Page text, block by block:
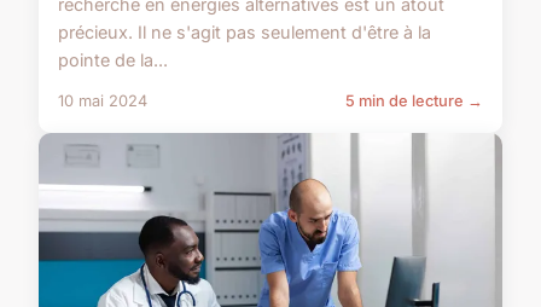
précieux. Il ne s'agit pas seulement d'être à la
pointe de la...
10 mai 2024 5 min de lecture →